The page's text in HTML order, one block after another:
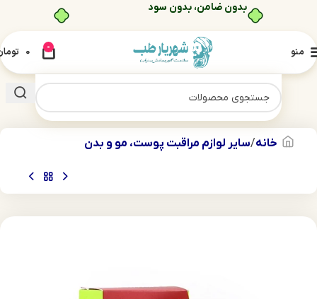
منو 0
0
خانه سایر لوازم مراقبت پوست، مو و بدن